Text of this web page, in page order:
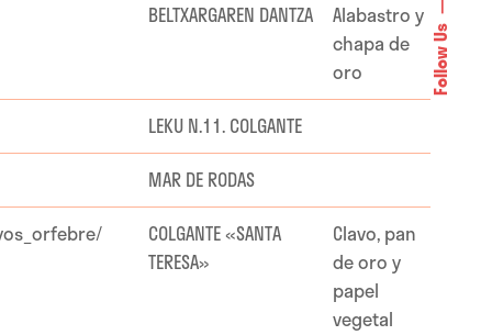
Follow Us
BELTXARGAREN DANTZA
Alabastro y
chapa de
oro
LEKU N.11. COLGANTE
MAR DE RODAS
COLGANTE «SANTA
TERESA»
Clavo, pan
de oro y
papel
vegetal